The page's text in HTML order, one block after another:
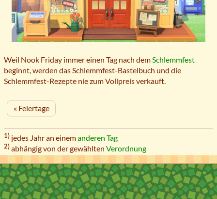
Weil Nook Friday immer einen Tag nach demSchlemmfest
beginnt, werden das Schlemmfest-Bastelbuch und die
Schlemmfest-Rezepte nie zum Vollpreis verkauft.
« Feiertage
1) jedes Jahr an einemanderen Tag
2)abhängig von der gewählten Verordnung